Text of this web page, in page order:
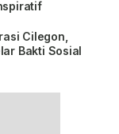
Cilegon,
Bakti Sosial